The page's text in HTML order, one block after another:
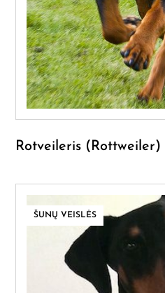
Rotveileris (Rottweiler)
ŠUNŲ VEISLĖS